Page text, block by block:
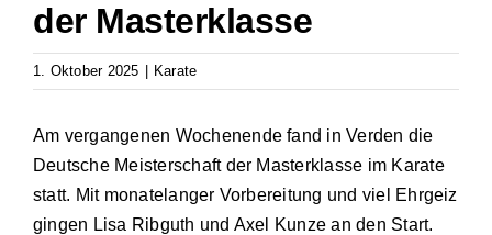
der Masterklasse
1. Oktober 2025 Karate
Am vergangenen Wochenende fand in Verden die
Deutsche Meisterschaft der Masterklasse im Karate
statt. Mit monatelanger Vorbereitung und viel Ehrgeiz
gingen Lisa Ribguth und Axel Kunze an den Start.